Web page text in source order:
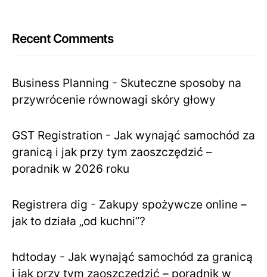
Recent Comments
Business Planning - Skuteczne sposoby na
przywrócenie równowagi skóry głowy
GST Registration - Jak wynająć samochód za
granicą i jak przy tym zaoszczędzić –
poradnik w 2026 roku
Registrera dig - Zakupy spożywcze online –
jak to działa „od kuchni”?
hdtoday - Jak wynająć samochód za granicą
i jak przy tym zaoszczędzić – poradnik w